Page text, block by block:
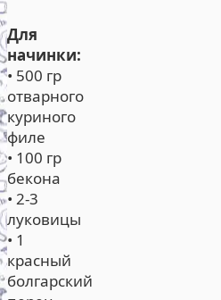
Для
начинки:
• 500 гр
отварного
куриного
филе
• 100 гр
бекона
• 2-3
луковицы
• 1
красный
болгарский